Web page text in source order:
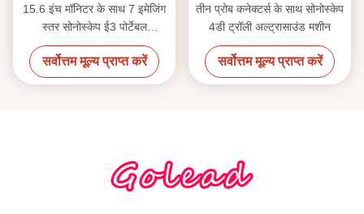
15.6 इंच मॉनिटर के साथ 7 इमेजिंग
स्तर सोनोस्केप ई3 पोर्टेबल
अल्ट्रासाउंड मशीन
सर्वोत्तम मूल्य प्राप्त करें
तीन प्रोब कनेक्टर्स के साथ सोनोस्केप
4डी ट्रॉली अल्ट्रासाउंड मशीन
सर्वोत्तम मूल्य प्राप्त करें